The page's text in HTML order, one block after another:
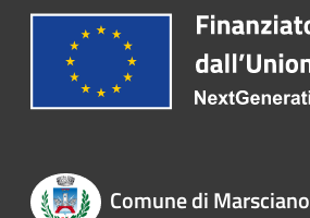
Comune di Marsciano